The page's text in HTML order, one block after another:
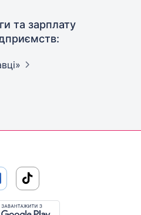
та зарплату